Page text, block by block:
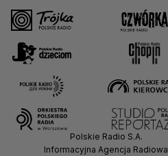
Polskie Radio S.A.
Informacyjna Agencja Radiowa